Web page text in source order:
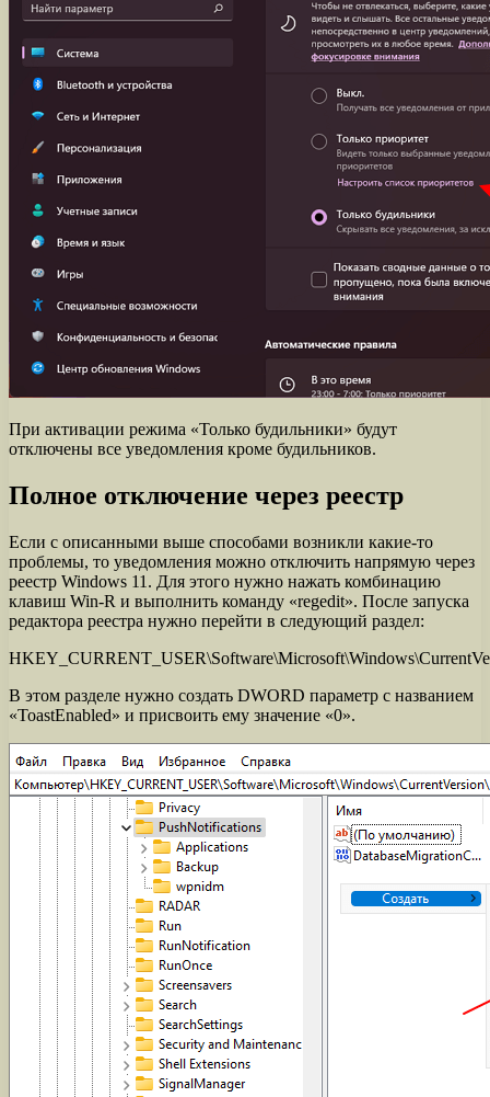
При активации режима «Только будильники» будут
отключены все уведомления кроме будильников.
Полное отключение через реестр
Если с описанными выше способами возникли какие-то
проблемы, то уведомления можно отключить напрямую через
реестр Windows 11. Для этого нужно нажать комбинацию
клавиш Win-R и выполнить команду «regedit». После запуска
редактора реестра нужно перейти в следующий раздел:
В этом разделе нужно создать DWORD параметр с названием
«ToastEnabled» и присвоить ему значение «0».